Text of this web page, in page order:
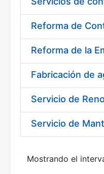
Reforma de
Reforma de la
Fabricación de
Servicio de
Servicio de
Mostrando el